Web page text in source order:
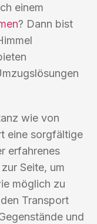
einem
? Dann bist
wie von
eine sorgfältige
erfahrenes
Seite, um
möglich zu
Transport
und